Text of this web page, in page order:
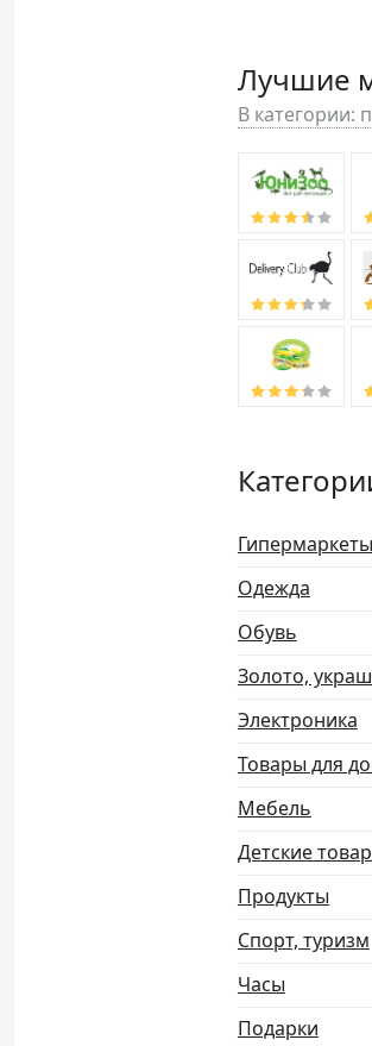
Лучшие
В категории:
Гипермаркеты
Одежда
Обувь
Золото,
Электроника
Товары для
Мебель
Детские
Продукты
Спорт, туризм
Часы
Подарки